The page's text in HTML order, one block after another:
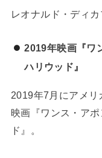
レオナルド・ディ
2019年映画『ワ
ハリウッド』
2019年7月にアメ
映画『ワンス・ア
ド』。